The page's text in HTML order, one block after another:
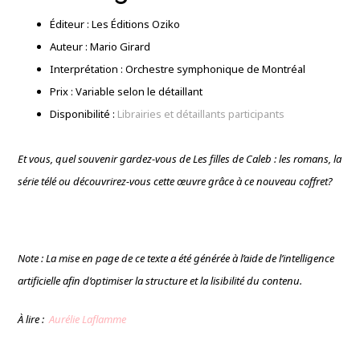
Éditeur : Les Éditions Oziko
Auteur : Mario Girard
Interprétation : Orchestre symphonique de Montréal
Prix : Variable selon le détaillant
Disponibilité : Librairies et détaillants participants
Et vous, quel souvenir gardez-vous de Les filles de Caleb : les romans, la
série télé ou découvrirez-vous cette œuvre grâce à ce nouveau coffret?
Note : La mise en page de ce texte a été générée à l’aide de l’intelligence
artificielle afin d’optimiser la structure et la lisibilité du contenu.
À lire :Aurélie Laflamme